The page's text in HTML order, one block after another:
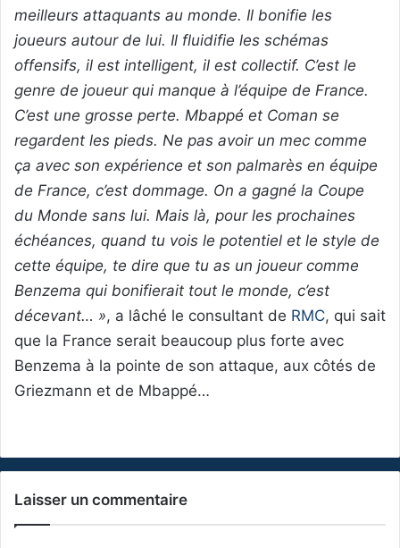
meilleurs attaquants au monde. Il bonifie les
joueurs autour de lui. Il fluidifie les schémas
offensifs, il est intelligent, il est collectif. C’est le
genre de joueur qui manque à l’équipe de France.
C’est une grosse perte. Mbappé et Coman se
regardent les pieds. Ne pas avoir un mec comme
ça avec son expérience et son palmarès en équipe
de France, c’est dommage. On a gagné la Coupe
du Monde sans lui. Mais là, pour les prochaines
échéances, quand tu vois le potentiel et le style de
cette équipe, te dire que tu as un joueur comme
Benzema qui bonifierait tout le monde, c’est
décevant… », a lâché le consultant de RMC, qui sait
que la France serait beaucoup plus forte avec
Benzema à la pointe de son attaque, aux côtés de
Griezmann et de Mbappé…
Laisser un commentaire